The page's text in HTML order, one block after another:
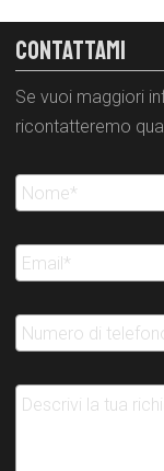
CONTATTAMI
Se vuoi maggiori
ricontatteremo